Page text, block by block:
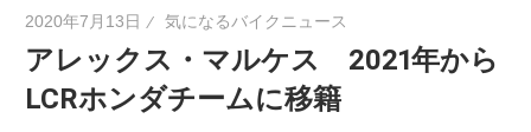
バ
2020年7月13日 気になるバイクニュース
アレックス・マルケス 2021年から
LCRホンダチームに移籍